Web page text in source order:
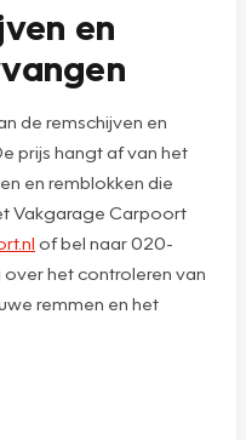
en
de remschijven en
prijs hangt af van het
en remblokken die
Vakgarage Carpoort
of bel naar 020-
het controleren van
remmen en het